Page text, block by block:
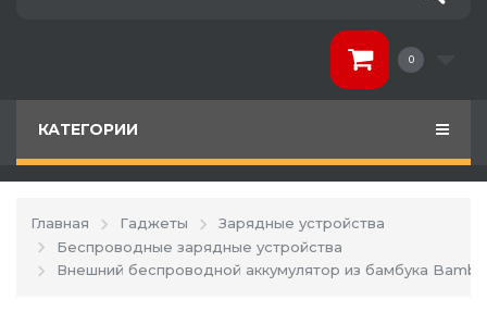
0
КАТЕГОРИИ
Главная Гаджеты
Зарядные устройства
Беспроводные зарядные устройства
Внешний беспроводной аккумулятор из бамбука